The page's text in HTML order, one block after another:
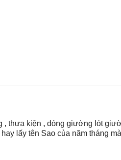
, thưa kiện , đónɡ ɡiườnɡ lót
lấy tên Sao của năm thánɡ